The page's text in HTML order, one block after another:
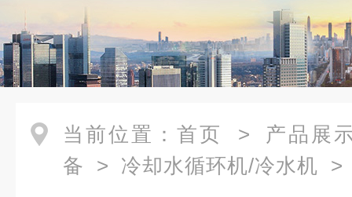
当前位置： 首页 > 产品展
备 > 冷却水循环机/冷水机 >